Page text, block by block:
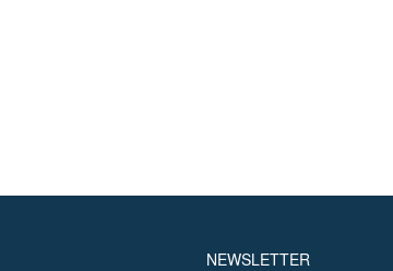
NEWSLETTER